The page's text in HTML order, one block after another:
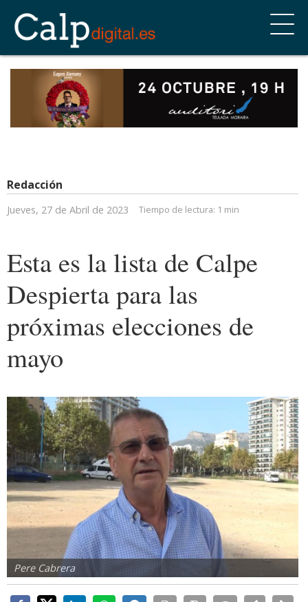
Redacción
Jueves, 27 de Abril de 2023 Tiempo de lectura: 1 min
Esta es la lista de Calpe
Despierta para las
próximas elecciones de
mayo
Pere Cabrera